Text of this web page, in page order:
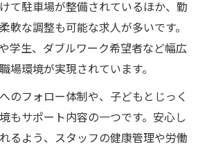
て駐車場が整備されているほか、勤
軟な調整も可能な求人が多いです。
学生、ダブルワーク希望者など幅広
場環境が実現されています。
のフォロー体制や、子どもとじっく
もサポート内容の一つです。安心し
るよう、スタッフの健康管理や労働